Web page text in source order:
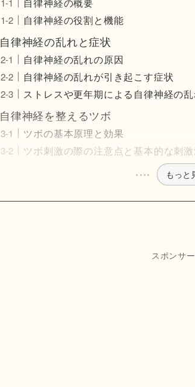
自律神経の役割と機能
自律神経の乱れと症状
自律神経の乱れの原因
自律神経の乱れが引き起こす症状
ストレスや更年期による自律神経の
自律神経を整えるツボ
ツボの基本原理と効果
ツボ刺激の際の注意点と基本的な刺
もっと
スポンサ